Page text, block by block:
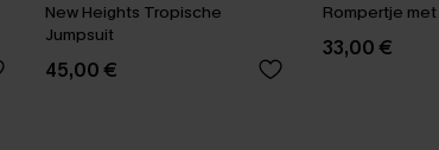
New Heights Tropische
Jumpsuit
45,00 €
Rompertje
33,00 €